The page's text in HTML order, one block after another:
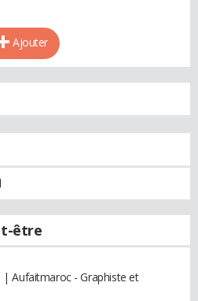
Ajouter
être
Aufaitmaroc - Graphiste et